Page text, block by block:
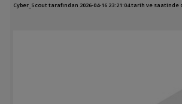
Cyber_Scout tarafından 2026-04-16 23:21:04 tarih ve